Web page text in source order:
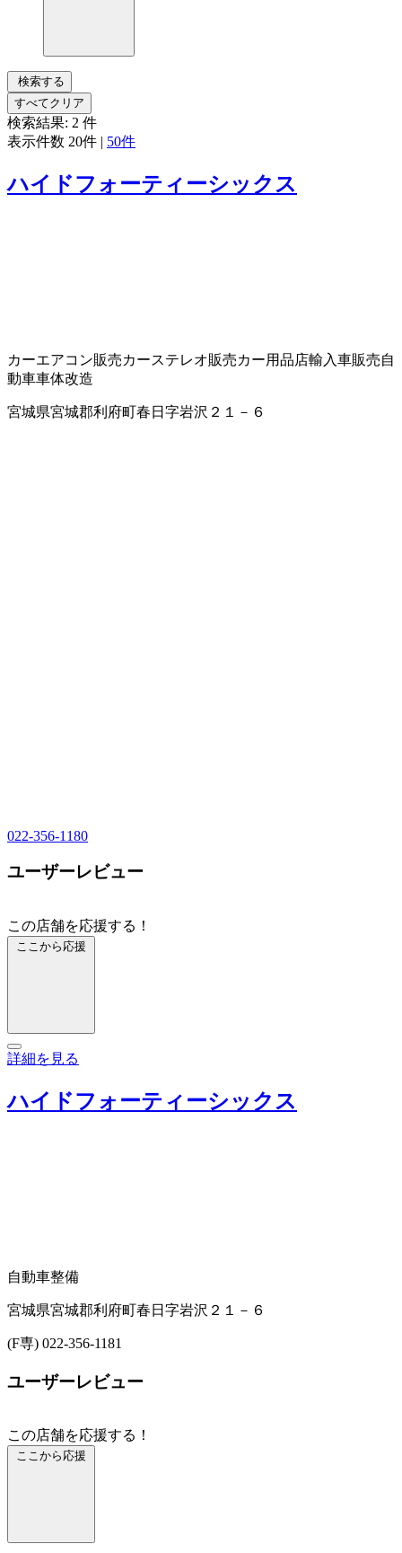
検索する
すべてクリア
検索結果: 2 件
表示件数 20件 | 50件
ハイドフォーティーシックス
カーエアコン販売カーステレオ販売カー用品店輸入車販売自
動車車体改造
宮城県宮城郡利府町春日字岩沢２１－６
022-356-1180
ユーザーレビュー
この店舗を応援する！
ここから応援
詳細を見る
ハイドフォーティーシックス
自動車整備
宮城県宮城郡利府町春日字岩沢２１－６
(F専) 022-356-1181
ユーザーレビュー
この店舗を応援する！
ここから応援